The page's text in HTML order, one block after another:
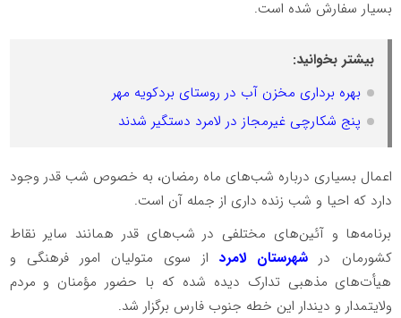
بسیار سفارش شده است.
بیشتر بخوانید:
بهره برداری مخزن آب در روستای بردکویه مهر
پنج شکارچی غیرمجاز در لامرد دستگیر شدند
اعمال بسیاری درباره شب‌های ماه رمضان، به خصوص شب قدر وجود
دارد که احیا و شب زنده داری از جمله آن است.
برنامه‌ها و آئین‌های مختلفی در شب‌های قدر همانند سایر نقاط
کشورمان در شهرستان لامرداز سوی متولیان امور فرهنگی و
هیأت‌های مذهبی تدارک دیده شده که با حضور مؤمنان و مردم
ولایتمدار و دیندار این خطه جنوب فارس برگزار شد.